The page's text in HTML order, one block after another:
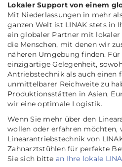
Lokaler Support von einem
Mit Niederlassungen in mehr
ganzen Welt ist LINAK stets in
ein globaler Partner mit lokaler
die Menschen, mit denen wir
näheren Umgebung finden. Für
einzigartige Gelegenheit,
Antriebstechnik als auch einen
unmittelbarer Reichweite zu
Produktionsstätten in Asien,
wir eine optimale Logistik.
Wenn Sie mehr über den
wollen oder erfahren möchten,
Linearantriebstechnik von
Zahnarztstühlen für perfekte
Sie sich bitte an Ihre lokale